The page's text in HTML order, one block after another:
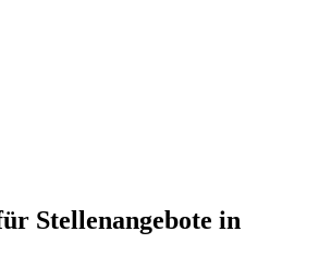
Stellenangebote in